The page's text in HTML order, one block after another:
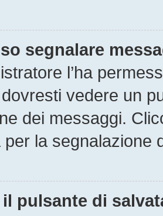
segnalare
l’ha
vedere un
dei messaggi.
per la segnalazione
il pulsante di